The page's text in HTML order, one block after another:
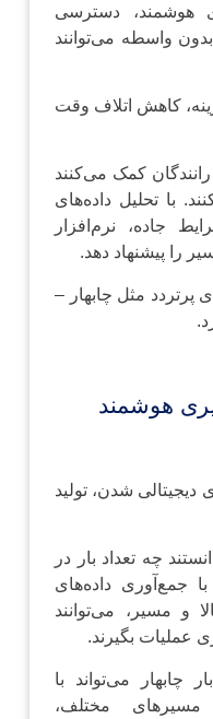
هوشمند، دسترسی
واسطه می‌توانند
کاهش اتلاف وقت
کمک می‌کنند
با تحلیل داده‌های
جاده، نرم‌افزار
را پیشنهاد دهد.
پرتردد مثل چابهار –
هوشمند
دیجیتالی شدن، تولید
چه تعداد بار در
جمع‌آوری داده‌های
و مسیر، می‌توانند
عملیات بگیرند.
چابهار می‌تواند با
مختلف،